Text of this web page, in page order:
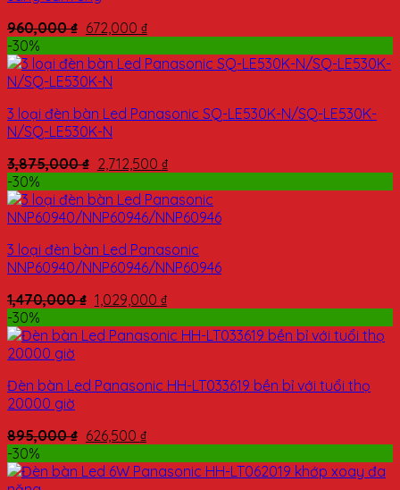
960,000₫ 672,000 ₫
-30%
3 loại đèn bàn Led Panasonic SQ-LE530K-N/SQ-LE530K-
N/SQ-LE530K-N
3,875,000₫ 2,712,500 ₫
-30%
3 loại đèn bàn Led Panasonic
NNP60940/NNP60946/NNP60946
1,470,000₫ 1,029,000 ₫
-30%
Đèn bàn Led Panasonic HH-LT033619 bền bỉ với tuổi thọ
20000 giờ
895,000₫ 626,500 ₫
-30%